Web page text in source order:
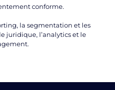
conforme.
la segmentation et les
juridique, l’analytics et le